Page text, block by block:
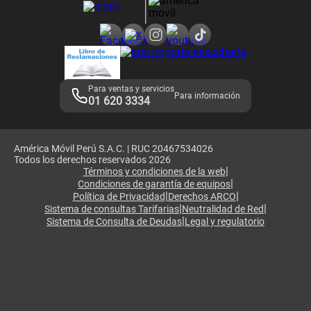
Adquirientes iPhone 6, 6S y SE
Mensaje de Seguridad
Términos y Condiciones de Tienda Claro
Libro de Reclamaciones
Legales de marketplace
Para ventas y servicios
01 620 3334 Para información
América Móvil Perú S.A.C. | RUC 20467534026
Todos los derechos reservados 2026
Términos y condiciones de la web|
Condiciones de garantía de equipos|
Política de Privacidad|Derechos ARCO|
Sistema de consultas Tarifarias|Neutralidad de Red|
Sistema de Consulta de Deudas|Legal y regulatorio